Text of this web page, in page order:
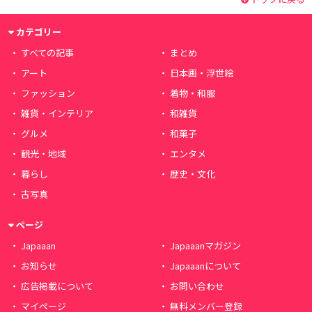
カテゴリー
すべての記事
まとめ
アート
日本画・浮世絵
ファッション
着物・和服
雑貨・インテリア
和雑貨
グルメ
和菓子
観光・地域
エンタメ
暮らし
歴史・文化
古写真
ページ
Japaaan
Japaaanマガジン
お知らせ
Japaaanについて
広告掲載について
お問い合わせ
マイページ
無料メンバー登録